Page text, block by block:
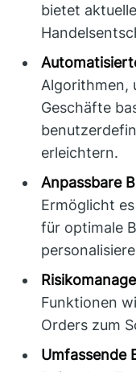
bietet
Algorithmen,
Geschäfte
erleichtern.
Anpassbare
Ermöglicht
für optimale
Funktionen
Orders zum
Umfassende